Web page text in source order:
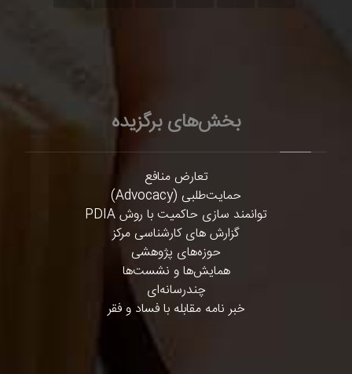
بخش‌های برگزیده
تعارض منافع
حمایت‌طلبی (Advocacy)
توانمند سازی حاکمیت با روش PDIA
گزارش های کارشناسی مرکز
حوزه‌های پژوهشی
همایش‌ها و نشست‌ها
چندرسانه‌ای
خبر نامه مقابله با فساد و فقر